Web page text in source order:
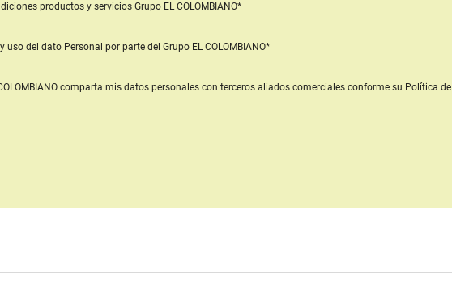
productos y servicios Grupo EL COLOMBIANO*
uso del dato Personal por parte del Grupo EL COLOMBIANO*
comparta mis datos personales con terceros aliados comercialesconforme su Política